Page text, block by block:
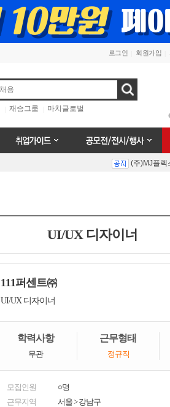
로그인 회원가입
검색
재승그룹 마치글로벌
(주)MJ플렉
(주)MJ플렉
UI/UX 디자이너
111퍼센트㈜
UI/UX 디자이너
학력사항 근무형태
무관 정규직
모집인원
○명
근무지역
서울>강남구